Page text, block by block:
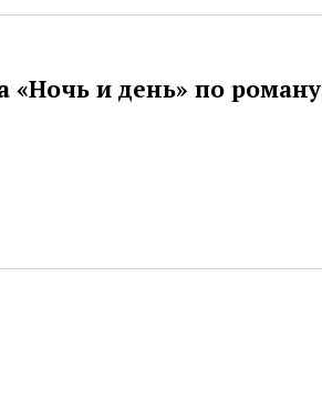
и день» по роману